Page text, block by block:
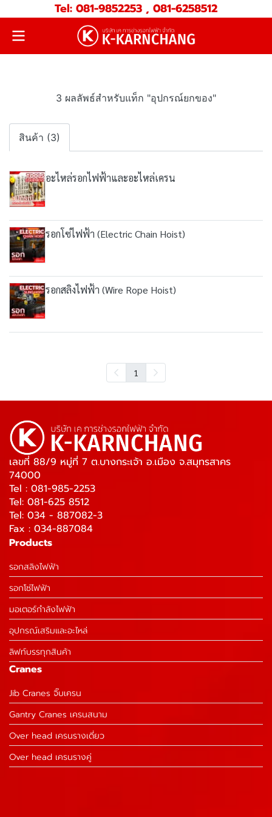
Tel: 081-9852253 , 081-6258512
3 ผลลัพธ์สำหรับแท็ก "อุปกรณ์ยกของ"
สินค้า (3)
อะไหล่รอกไฟฟ้าและอะไหล่เครน
รอกโซ่ไฟฟ้า (Electric Chain Hoist)
รอกสลิงไฟฟ้า (Wire Rope Hoist)
1
เลขที่ 88/9 หมู่ที่ 7 ต.บางกระเจ้า อ.เมือง จ.สมุทรสาคร
74000
Tel : 081-985-2253
Tel: 081-625 8512
Tel: 034 - 887082-3
Fax : 034-887084
Products
รอกสลิงไฟฟ้า
รอกโซ่ไฟฟ้า
มอเตอร์กำลังไฟฟ้า
อุปกรณ์เสริมและอะไหล่
ลิฟท์บรรทุกสินค้า
Cranes
Jib Cranes จิ๊บเครน
Gantry Cranes เครนสนาม
Over head เครนรางเดี่ยว
Over head เครนรางคู่